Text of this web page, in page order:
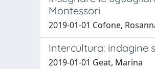
Montessori
2019-01-01 Cofone,
Intercultura: indagine
2019-01-01 Geat, Marina